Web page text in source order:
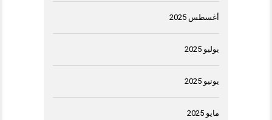
أغسطس 2025
يوليو 2025
يونيو 2025
مايو 2025